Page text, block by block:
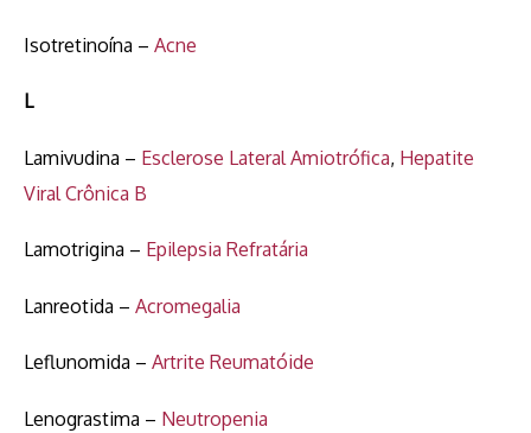
Isotretinoína – Acne
L
Lamivudina – Esclerose Lateral Amiotrófica, Hepatite
Viral Crônica B
Lamotrigina – Epilepsia Refratária
Lanreotida – Acromegalia
Leflunomida – Artrite Reumatóide
Lenograstima – Neutropenia